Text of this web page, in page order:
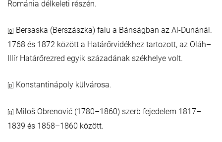
Románia délkeleti részén.
[o] Bersaska (Berszászka) falu a Bánságban az Al-Dunánál.
1768 és 1872 között a Határőrvidékhez tartozott, az Oláh–
Illír Határőrezred egyik századának székhelye volt.
[p] Konstantinápoly külvárosa.
[q] Miloš Obrenović (1780–1860) szerb fejedelem 1817–
1839 és 1858–1860 között.